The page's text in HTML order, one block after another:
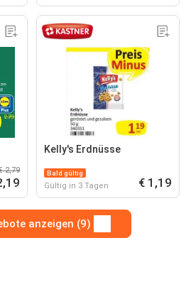
2,79
Kelly's Erdnüsse
Bald gültig
Gültig in 3 Tagen € 1,19
anzeigen (9)